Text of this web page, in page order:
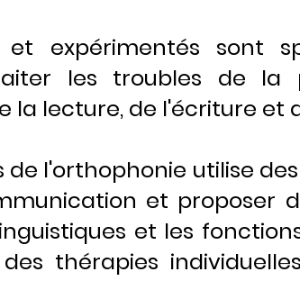
et expérimentés sont
les troubles de
la lecture, de l'écriture et
de l'orthophonie utilise
et proposer
et les
thérapies